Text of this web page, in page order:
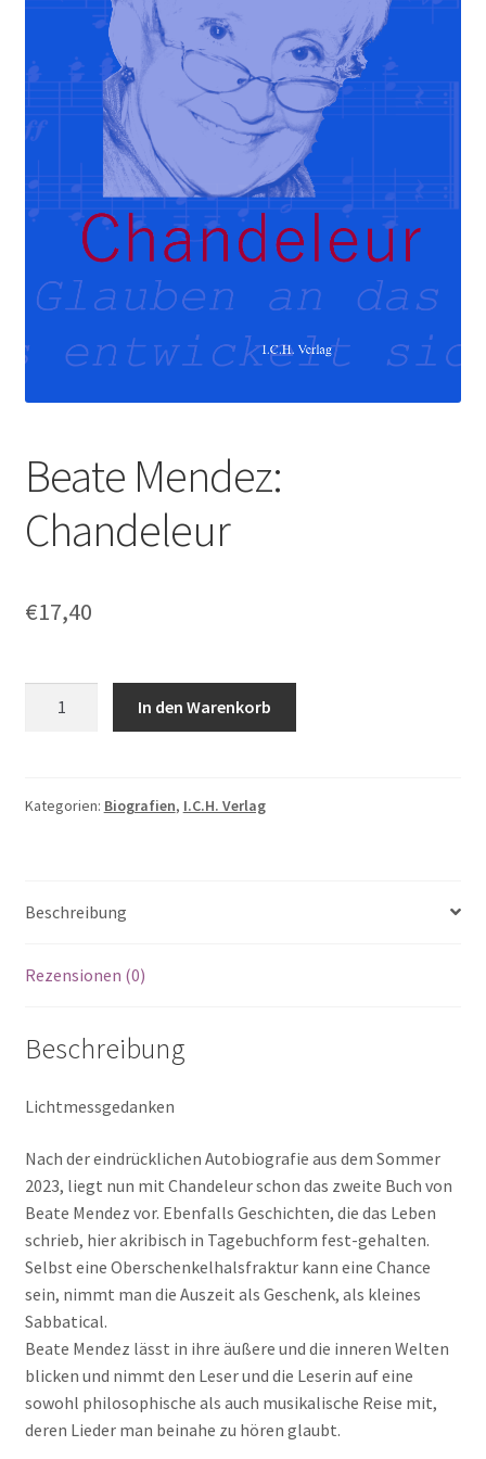
Beate Mendez:
Chandeleur
€17,40
In den Warenkorb
Kategorien: Biografien, I.C.H. Verlag
Beschreibung
Rezensionen (0)
Beschreibung
Lichtmessgedanken
Nach der eindrücklichen Autobiografie aus dem Sommer
2023, liegt nun mit Chandeleur schon das zweite Buch von
Beate Mendez vor. Ebenfalls Geschichten, die das Leben
schrieb, hier akribisch in Tagebuchform fest-gehalten.
Selbst eine Oberschenkelhalsfraktur kann eine Chance
sein, nimmt man die Auszeit als Geschenk, als kleines
Sabbatical.
Beate Mendez lässt in ihre äußere und die inneren Welten
blicken und nimmt den Leser und die Leserin auf eine
sowohl philosophische als auch musikalische Reise mit,
deren Lieder man beinahe zu hören glaubt.